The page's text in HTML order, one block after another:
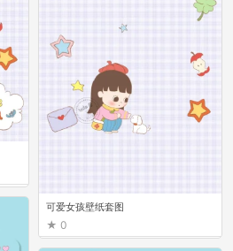
可爱女孩壁纸套图
0